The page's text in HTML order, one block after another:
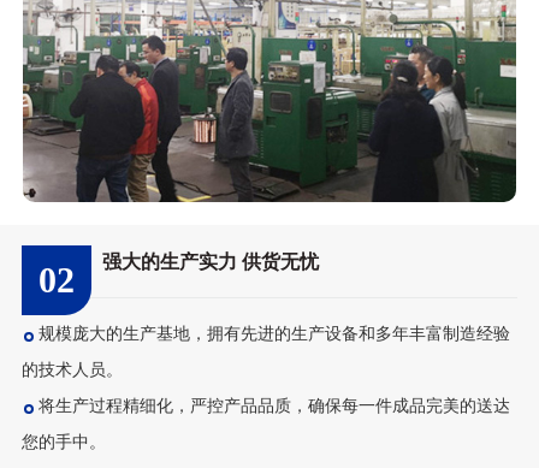
02 强大的生产实力 供货无忧
规模庞大的生产基地，拥有先进的生产设备和多年丰富制造经验
的技术人员。
将生产过程精细化，严控产品品质，确保每一件成品完美的送达
您的手中。